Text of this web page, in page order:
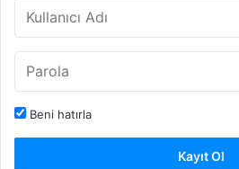
Beni hatırla
Kayıt Ol